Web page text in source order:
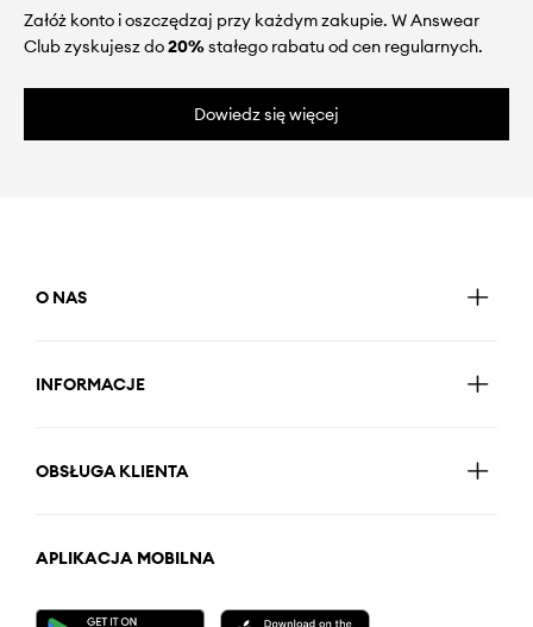
Załóż konto i oszczędzaj przy każdym zakupie. W Answear
Club zyskujesz do20%stałego rabatu od cen regularnych.
Dowiedz się więcej
O NAS
INFORMACJE
OBSŁUGA KLIENTA
APLIKACJA MOBILNA